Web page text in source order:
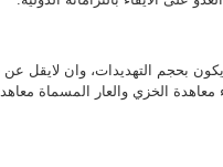
بحجم التهديدات، وان لايقل عن
معاهدة الخزي والعار المسماة